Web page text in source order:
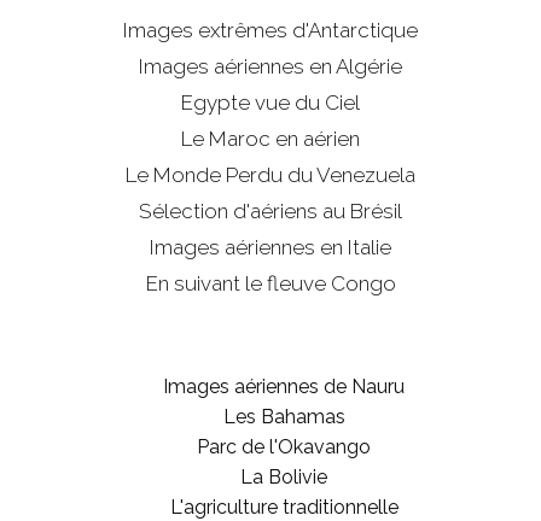
Images extrêmes d'Antarctique
Images aériennes en Algérie
Egypte vue du Ciel
Le Maroc en aérien
Le Monde Perdu du Venezuela
Sélection d'aériens au Brésil
Images aériennes en Italie
En suivant le fleuve Congo
Images aériennes de Nauru
Les Bahamas
Parc de l'Okavango
La Bolivie
L'agriculture traditionnelle